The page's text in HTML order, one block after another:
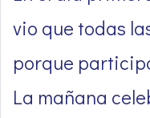
vio que todas
porque
La mañana